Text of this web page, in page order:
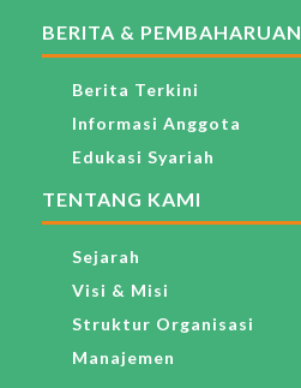
BERITA & PEMBAHARUAN
Berita Terkini
Informasi Anggota
Edukasi Syariah
TENTANG KAMI
Sejarah
Visi & Misi
Struktur Organisasi
Manajemen